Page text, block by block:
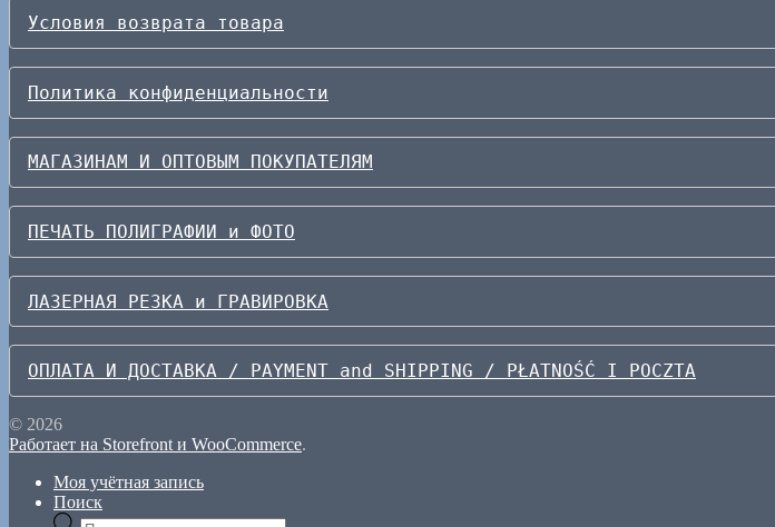
Условия возврата товара
Политика конфиденциальности
МАГАЗИНАМ И ОПТОВЫМ ПОКУПАТЕЛЯМ
ПЕЧАТЬ ПОЛИГРАФИИ и ФОТО
ЛАЗЕРНАЯ РЕЗКА и ГРАВИРОВКА
ОПЛАТА И ДОСТАВКА / PAYMENT and SHIPPING / PŁATNOŚĆ I POCZTA
© 2026
Работает на Storefront и WooCommerce.
Моя учётная запись
Поиск
Поиск